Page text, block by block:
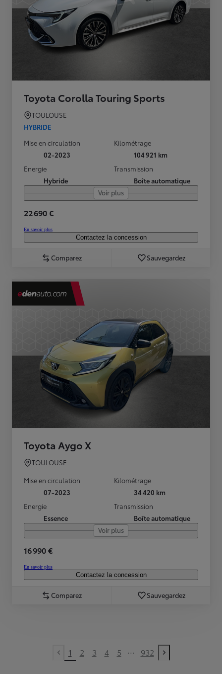
Toyota Corolla Touring Sports
TOULOUSE
HYBRIDE
Mise en circulation
02-2023
Kilométrage
104 921 km
Energie
Hybride
Transmission
Boîte automatique
Voir plus
22 690 €
En savoir plus
Contactez la concession
Comparez Sauvegardez
Toyota Aygo X
TOULOUSE
Mise en circulation
07-2023
Kilométrage
34 420 km
Energie
Essence
Transmission
Boîte automatique
Voir plus
16 990 €
En savoir plus
Contactez la concession
Comparez Sauvegardez
Previous page
1 2 3 4 5 ... 932
Next page